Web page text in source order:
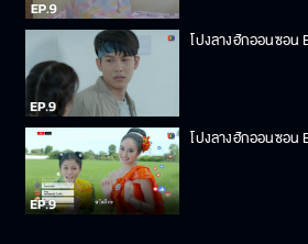
โปงลางฮักออนซอน
โปงลางฮักออนซอน